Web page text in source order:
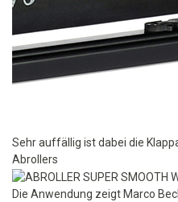
Sehr auffällig ist dabei die
Abrollers
Die Anwendung zeigt Marco